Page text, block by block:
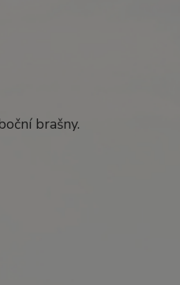
brašny.